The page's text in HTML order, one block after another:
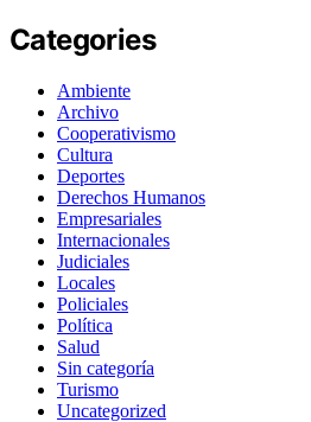
Categories
Ambiente
Archivo
Cooperativismo
Cultura
Deportes
Derechos Humanos
Empresariales
Internacionales
Judiciales
Locales
Policiales
Política
Salud
Sin categoría
Turismo
Uncategorized